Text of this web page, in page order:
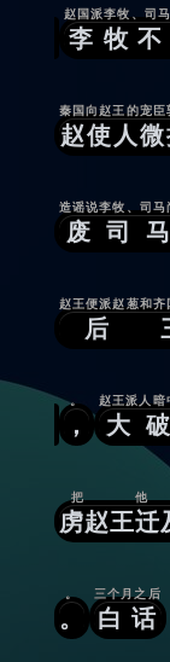
李牧
赵国派李牧、司
赵使人
秦国向赵王的宠
废司
造谣说李牧、司马
后
赵王便派赵葱和
，
。
大
赵王派人暗
虏赵王迁
把
。
。
白话
三个月之后